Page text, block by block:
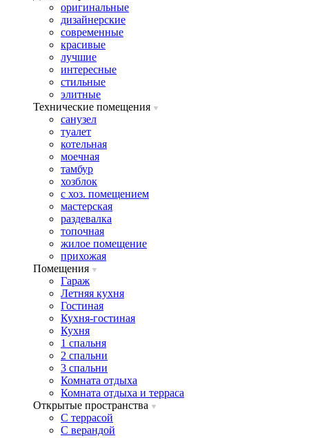
оригинальные
дизайнерские
современные
красивые
лучшие
интересные
стильные
элитные
Технические помещения
санузел
туалет
котельная
моечная
тамбур
хозблок
с хоз. помещением
мастерская
раздевалка
топочная
жилое помещение
прихожая
Помещения
Гараж
Летняя кухня
Гостиная
Кухня-гостиная
Кухня
1 спальня
2 спальни
3 спальни
Комната отдыха
Комната отдыxа и терраса
Открытые пространства
C террасой
C верандой